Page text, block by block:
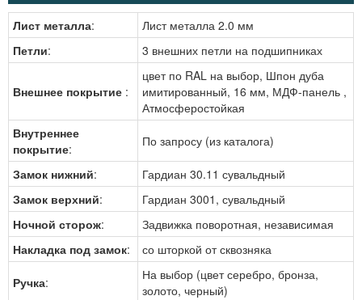
Лист металла:
Лист металла 2.0 мм
Петли: 3 внешних петли на подшипниках
Внешнее покрытие :
цвет по RAL на выбор, Шпон дуба
имитированный, 16 мм, МДФ-панель ,
Атмосферостойкая
Внутреннее
покрытие: По запросу (из каталога)
Замок нижний:
Гардиан 30.11 сувальдный
Замок верхний:
Гардиан 3001, сувальдный
Ночной сторож:
Задвижка поворотная, независимая
Накладка под замок: со шторкой от сквозняка
Ручка:
На выбор (цвет серебро, бронза,
золото, черный)